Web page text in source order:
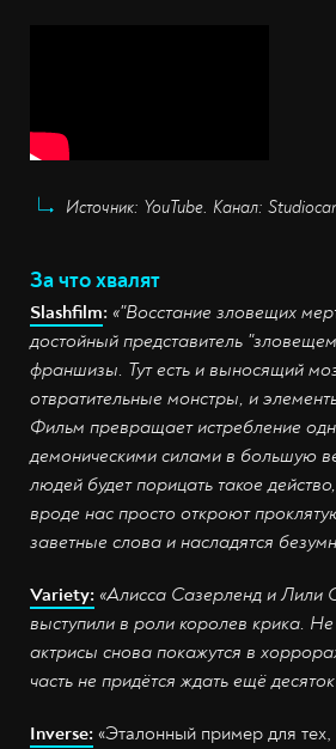
Источник: YouTube. Канал:
За что хвалят
Slashfilm: «"Восстание зловещих
достойный представитель
франшизы. Тут есть и выносящий
отвратительные монстры, и
Фильм превращает истребление
демоническими силами в большую
людей будет порицать такое
вроде нас просто откроют
заветные слова и насладятся
Variety: «Алисса Сазерленд и Лили
выступили в роли королев крика.
актрисы снова покажутся в
часть не придётся ждать ещё десяток
Inverse: «Эталонный пример для тех,